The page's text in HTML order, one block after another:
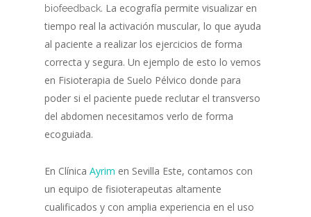
biofeedback. La ecografía permite visualizar en
tiempo real la activación muscular, lo que ayuda
al paciente a realizar los ejercicios de forma
correcta y segura. Un ejemplo de esto lo vemos
en Fisioterapia de Suelo Pélvico donde para
poder si el paciente puede reclutar el transverso
del abdomen necesitamos verlo de forma
ecoguiada.
En Clínica Ayrim en Sevilla Este, contamos con
un equipo de fisioterapeutas altamente
cualificados y con amplia experiencia en el uso